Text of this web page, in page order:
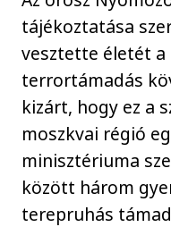
tájékoztatása
vesztette életét a
terrortámadás
kizárt, hogy ez a
moszkvai régió
minisztériuma
között három
terepruhás